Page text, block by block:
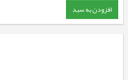
افزودن به سبد